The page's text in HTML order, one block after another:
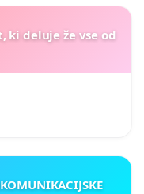
deluje že vse od